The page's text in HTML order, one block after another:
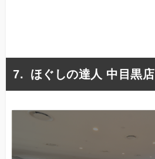
ほぐしの達人 中目黒店